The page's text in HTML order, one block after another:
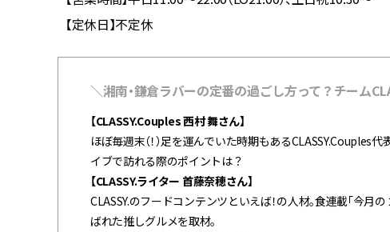
【定休日】不定休
＼湘南・鎌倉ラバーの定番の過ごし方って？チーム
【CLASSY.Couples 西村 舞さん】
ほぼ毎週末（！）足を運んでいた時期もあるCLASSY.Couples
イブで訪れる際のポイントは？
【CLASSY.ライター 首藤奈穂さん】
CLASSY.のフードコンテンツといえば！の人材。食連載「今月
ばれた推しグルメを取材。